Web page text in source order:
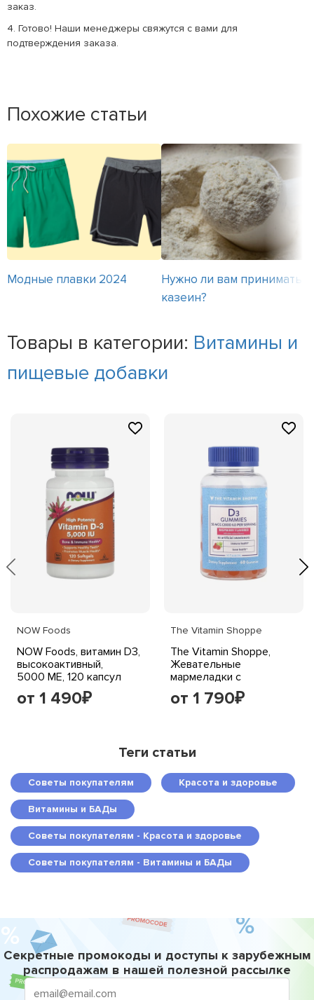
заказ.
4. Готово! Наши менеджеры свяжутся с вами для
подтверждения заказа.
Похожие статьи
Модные плавки 2024
Нужно ли вам принимать
казеин?
Товары в категории: Витамины и
пищевые добавки
NOW Foods
NOW Foods, витамин D3,
высокоактивный,
5000 МЕ, 120 капсул
от 1 490₽
The Vitamin Shoppe
The Vitamin Shoppe,
Жевательные
мармеладки с
витамином D3, малина,
50 мкг (2000 МЕ), 60
от 1 790₽
Теги статьи
Советы покупателям Красота и здоровье
Витамины и БАДы
Советы покупателям - Красота и здоровье
Советы покупателям - Витамины и БАДы
Секретные промокоды и доступы к зарубежным
распродажам в нашей полезной рассылке